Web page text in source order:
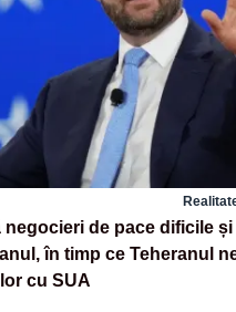
negocieri de pace dificile și
în timp ce Teheranul
cu SUA